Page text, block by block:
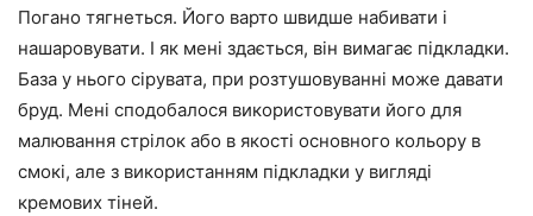
Погано тягнеться. Його варто швидше набивати і
нашаровувати. І як мені здається, він вимагає підкладки.
База у нього сірувата, при розтушовуванні може давати
бруд. Мені сподобалося використовувати його для
малювання стрілок або в якості основного кольору в
смокі, але з використанням підкладки у вигляді
кремових тіней.